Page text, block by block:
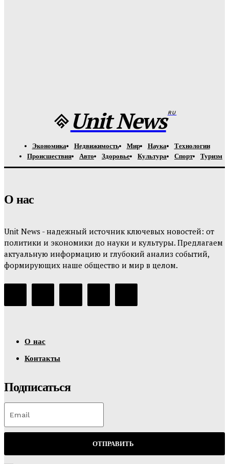
Unit News RU
Экономика Недвижимость Мир Наука
Технологии
Происшествия
Авто Здоровье Культура Спорт Туризм
О нас
Unit News - надежный источник ключевых новостей: от
политики и экономики до науки и культуры. Предлагаем
актуальную информацию и глубокий анализ событий,
формирующих наше общество и мир в целом.
О нас
Контакты
Подписаться
ОТПРАВИТЬ